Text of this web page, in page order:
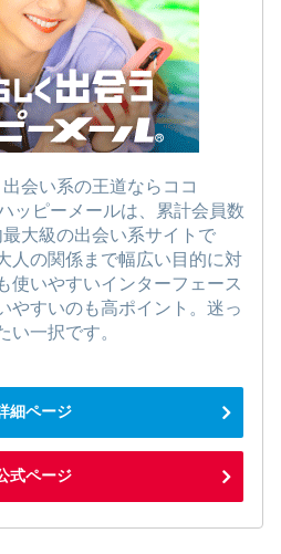
会い系の王道ならココ
ッピーメールは、累計会員数
大級の出会い系サイトで
人の関係まで幅広い目的に対
使いやすいインターフェース
やすいのも高ポイント。迷っ
い一択です。
細ページ
式ページ